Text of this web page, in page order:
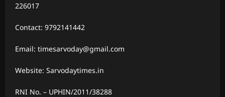
226017
Contact: 9792141442
Email: timesarvoday@gmail.com
Website: Sarvodaytimes.in
RNI No. – UPHIN/2011/38288